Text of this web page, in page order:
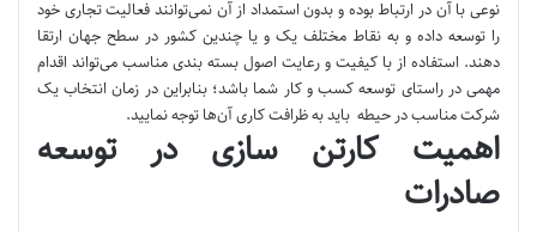
نوعی با آن در ارتباط بوده و بدون استمداد از آن نمی‌توانند فعالیت تجاری خود
را توسعه داده و به نقاط مختلف یک و یا چندین کشور در سطح جهان ارتقا
دهند. استفاده از با کیفیت و رعایت اصول بسته بندی مناسب می‌تواند اقدام
مهمی در راستای توسعه کسب و کار شما باشد؛ بنابراین در زمان انتخاب یک
شرکت مناسب در حیطه باید به ظرافت کاری آن‌ها توجه نمایید.
اهمیت کارتن سازی در توسعه
صادرات